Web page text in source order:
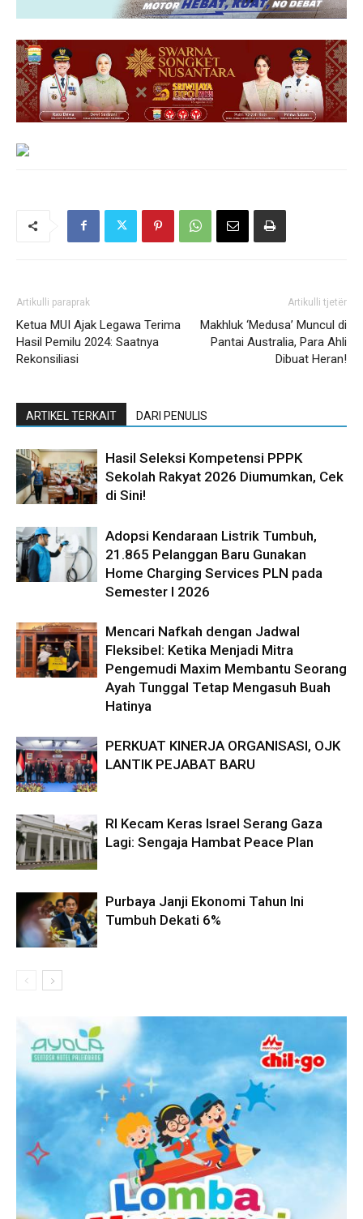
Artikulli paraprak
Ketua MUI Ajak Legawa Terima
Hasil Pemilu 2024: Saatnya
Rekonsiliasi
Artikulli tjetër
Makhluk ‘Medusa’ Muncul di
Pantai Australia, Para Ahli
Dibuat Heran!
ARTIKEL TERKAIT DARI PENULIS
Hasil Seleksi Kompetensi PPPK
Sekolah Rakyat 2026 Diumumkan, Cek
di Sini!
Adopsi Kendaraan Listrik Tumbuh,
21.865 Pelanggan Baru Gunakan
Home Charging Services PLN pada
Semester I 2026
Mencari Nafkah dengan Jadwal
Fleksibel: Ketika Menjadi Mitra
Pengemudi Maxim Membantu Seorang
Ayah Tunggal Tetap Mengasuh Buah
Hatinya
PERKUAT KINERJA ORGANISASI, OJK
LANTIK PEJABAT BARU
RI Kecam Keras Israel Serang Gaza
Lagi: Sengaja Hambat Peace Plan
Purbaya Janji Ekonomi Tahun Ini
Tumbuh Dekati 6%